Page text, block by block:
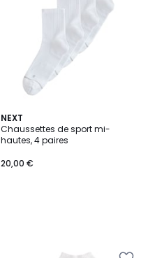
NEXT
Chaussettes de sport mi-
hautes, 4 paires
20,00 €